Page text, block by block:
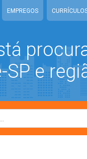
EMPREGOS
e